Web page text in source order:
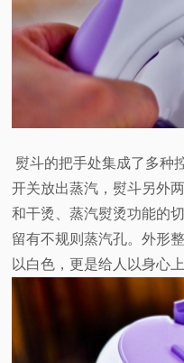
熨斗的把手处集成了多种
开关放出蒸汽，熨斗另外
和干烫、蒸汽熨烫功能的
留有不规则蒸汽孔。外形
以白色，更是给人以身心上